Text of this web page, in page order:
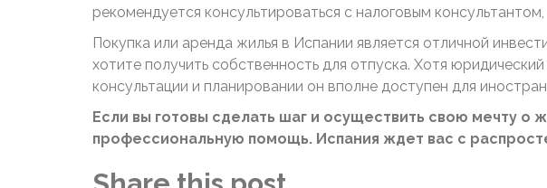
рекомендуется консультироваться с налоговым
Покупка или аренда жилья в Испании является отличной
хотите получить собственность для отпуска. Хотя
консультации и планировании он вполне доступен для
Если вы готовы сделать шаг и осуществить свою мечту о
профессиональную помощь. Испания ждет вас с